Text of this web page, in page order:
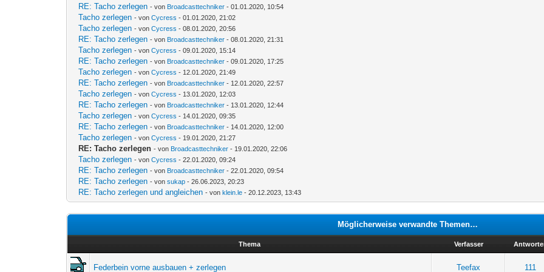
RE: Tacho zerlegen - von Broadcasttechniker - 01.01.2020, 10:54
Tacho zerlegen - vonCycress - 01.01.2020, 21:02
Tacho zerlegen - vonCycress - 08.01.2020, 20:56
RE: Tacho zerlegen - von Broadcasttechniker - 08.01.2020, 21:31
Tacho zerlegen - vonCycress - 09.01.2020, 15:14
RE: Tacho zerlegen - von Broadcasttechniker - 09.01.2020, 17:25
Tacho zerlegen - vonCycress - 12.01.2020, 21:49
RE: Tacho zerlegen - von Broadcasttechniker - 12.01.2020, 22:57
Tacho zerlegen - vonCycress - 13.01.2020, 12:03
RE: Tacho zerlegen - von Broadcasttechniker - 13.01.2020, 12:44
Tacho zerlegen - vonCycress - 14.01.2020, 09:35
RE: Tacho zerlegen - von Broadcasttechniker - 14.01.2020, 12:00
Tacho zerlegen - vonCycress - 19.01.2020, 21:27
RE: Tacho zerlegen - von Broadcasttechniker - 19.01.2020, 22:06
Tacho zerlegen - vonCycress - 22.01.2020, 09:24
RE: Tacho zerlegen - von Broadcasttechniker - 22.01.2020, 09:54
RE: Tacho zerlegen - vonsukap - 26.06.2023, 20:23
RE: Tacho zerlegen und angleichen - vonklein.le - 20.12.2023, 13:43
Möglicherweise verwandte Themen…
Thema Verfasser
Federbein vorne ausbauen + zerlegen Teefax 111